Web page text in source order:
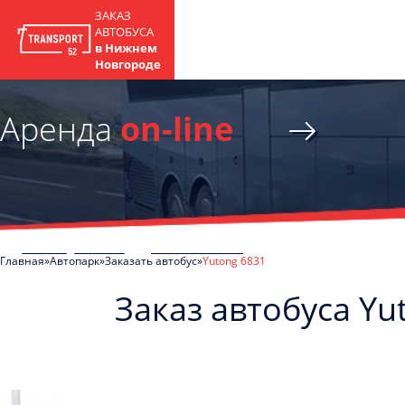
ЗАКАЗ
АВТОБУСА
в Нижнем
Новгороде
Арендаon-line
Главная Автопарк Заказать автобус Yutong 6831
Заказ автобуса